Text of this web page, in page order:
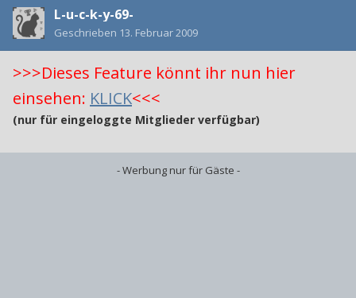
L-u-c-k-y-69-
Geschrieben 13. Februar 2009
>>>Dieses Feature könnt ihr nun hier
einsehen: KLICK<<<
(nur für eingeloggte Mitglieder verfügbar)
- Werbung nur für Gäste -